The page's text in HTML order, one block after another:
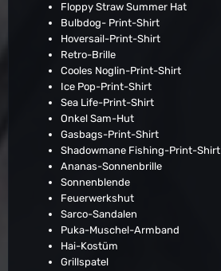
Floppy Straw Summer Hat
Bulbdog- Print-Shirt
Hoversail-Print-Shirt
Retro-Brille
Cooles Noglin-Print-Shirt
Ice Pop-Print-Shirt
Sea Life-Print-Shirt
Onkel Sam-Hut
Gasbags-Print-Shirt
Shadowmane Fishing-Print-Shirt
Ananas-Sonnenbrille
Sonnenblende
Feuerwerkshut
Sarco-Sandalen
Puka-Muschel-Armband
Hai-Kostüm
Grillspatel